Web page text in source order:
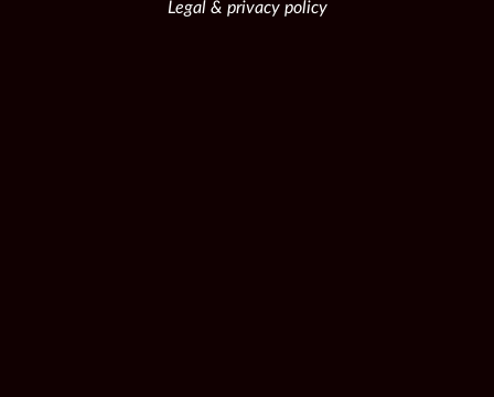
Legal & privacy policy